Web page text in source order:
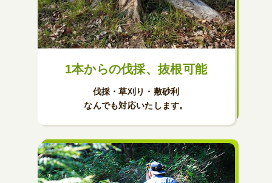
1本からの伐採、抜根可能
伐採・草刈り・敷砂利
なんでも対応いたします。